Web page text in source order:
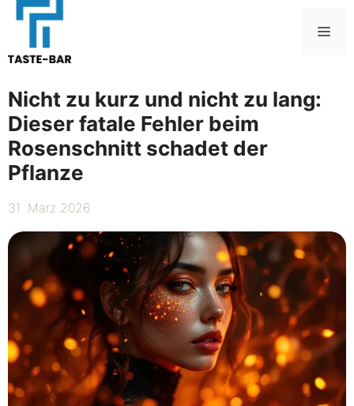
Zum
springen
Nicht zu kurz und nicht zu lang:
Dieser fatale Fehler beim
Rosenschnitt schadet der
Pflanze
31. März 2026